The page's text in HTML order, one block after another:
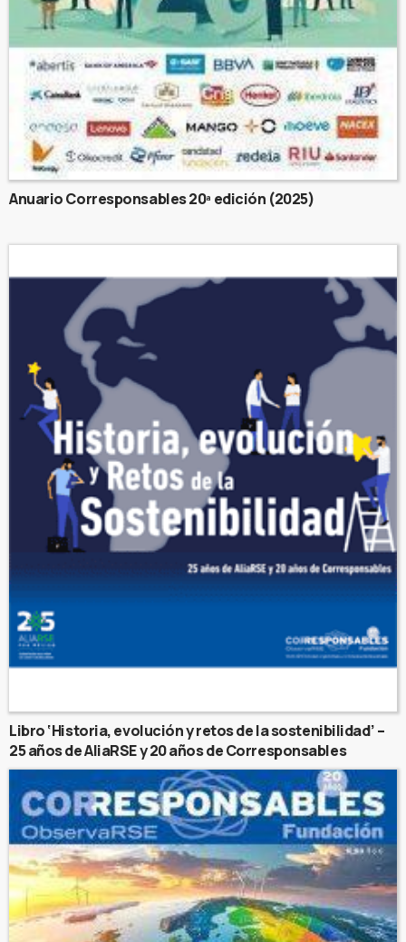
Anuario Corresponsables 20ª edición (2025)
Libro ‘Historia, evolución y retos de la sostenibilidad’ –
25 años de AliaRSE y 20 años de Corresponsables